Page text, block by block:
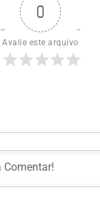
0
Avalie este arquivo